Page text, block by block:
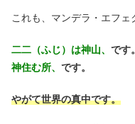
これも、マンデラ・エフェ
二二（ふじ）は神山、 です。
神住む所、 です。
やがて世界の真中です。